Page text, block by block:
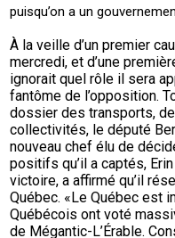
puisqu’on a un
À la veille d’un premier
mercredi, et d’une
ignorait quel rôle il sera
fantôme de l’opposition.
dossier des transports,
collectivités, le député
nouveau chef élu de
positifs qu’il a captés,
victoire, a affirmé qu’il
Québec. «Le Québec est
Québécois ont voté
de Mégantic-L’Érable.